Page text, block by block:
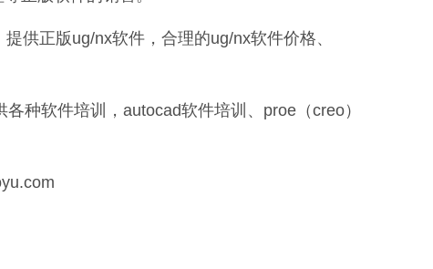
供正版ug/nx软件，合理的ug/nx软件价格、
种软件培训，autocad软件培训、proe（creo）